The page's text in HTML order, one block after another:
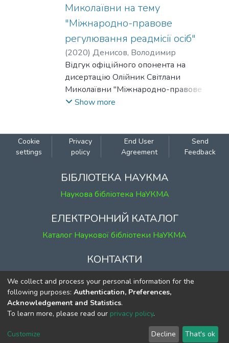
Миколаївни на тему
"Міжнародно-правове
регулювання реадмісії осіб"
(2020) Денисов, Володимир
Відгук офіційного опонента на
дисертацію Олійник Світлани
Миколаївни "Міжнародно-правове
регулювання реадмісії осіб", подану на
12.00.11 - міжнародне право.
Show more
Cookie
settings
Privacy
policy
End User
Agreement
Send
Feedback
БІБЛІОТЕКА НАУКМА
Наукова бібліотека НаУКМА
ЕЛЕКТРОННИЙ КАТАЛОГ
Каталог Наукової бібліотеки НаУКМА
КОНТАКТИ
м. Київ, вул. Григорія Сковороди, 2
к. 1, к. 120
тел. (044) 463-69-31
ekmair@ukma.edu.ua
We collect and process your personal information for the
following purposes: Authentication, Preferences,
Acknowledgement and Statistics.
To learn more, please read our privacy policy.
Customize Decline That's ok